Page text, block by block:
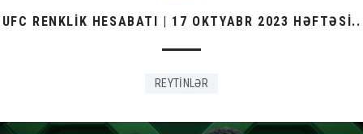
UFC RENKLİK HESABATI | 17 OKTYABR 2023 HƏFTƏSİ..
REYTİNLƏR